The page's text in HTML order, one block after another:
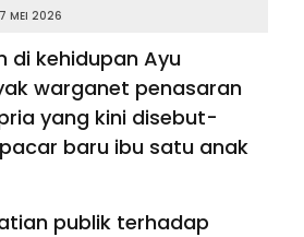
MEI 2026
di kehidupan Ayu
warganet penasaran
yang kini disebut-
baru ibu satu anak
publik terhadap